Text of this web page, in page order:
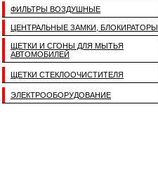
ФИЛЬТРЫ ВОЗДУШНЫЕ
ЦЕНТРАЛЬНЫЕ ЗАМКИ, БЛОКИРАТОРЫ
ЩЕТКИ И СГОНЫ ДЛЯ МЫТЬЯ
АВТОМОБИЛЕЙ
ЩЕТКИ СТЕКЛООЧИСТИТЕЛЯ
ЭЛЕКТРООБОРУДОВАНИЕ